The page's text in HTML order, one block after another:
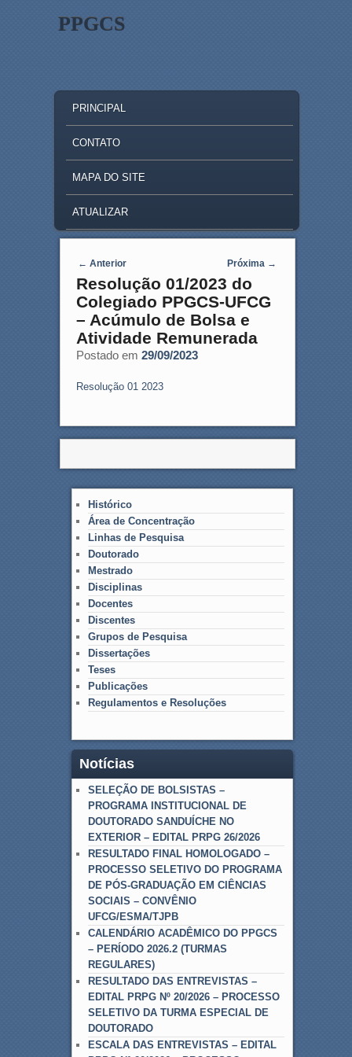
PPGCS
SKIP TO PRIMARY CONTENT
SKIP TO SECONDARY CONTENT
PRINCIPAL
CONTATO
MAPA DO SITE
ATUALIZAR
Post navigation
← Anterior Próxima →
Resolução 01/2023 do
Colegiado PPGCS-UFCG
– Acúmulo de Bolsa e
Atividade Remunerada
Postado em 29/09/2023
Resolução 01 2023
Histórico
Área de Concentração
Linhas de Pesquisa
Doutorado
Mestrado
Disciplinas
Docentes
Discentes
Grupos de Pesquisa
Dissertações
Teses
Publicações
Regulamentos e Resoluções
Notícias
SELEÇÃO DE BOLSISTAS –
PROGRAMA INSTITUCIONAL DE
DOUTORADO SANDUÍCHE NO
EXTERIOR – EDITAL PRPG 26/2026
RESULTADO FINAL HOMOLOGADO –
PROCESSO SELETIVO DO PROGRAMA
DE PÓS-GRADUAÇÃO EM CIÊNCIAS
SOCIAIS – CONVÊNIO
UFCG/ESMA/TJPB
CALENDÁRIO ACADÊMICO DO PPGCS
– PERÍODO 2026.2 (TURMAS
REGULARES)
RESULTADO DAS ENTREVISTAS –
EDITAL PRPG Nº 20/2026 – PROCESSO
SELETIVO DA TURMA ESPECIAL DE
DOUTORADO
ESCALA DAS ENTREVISTAS – EDITAL